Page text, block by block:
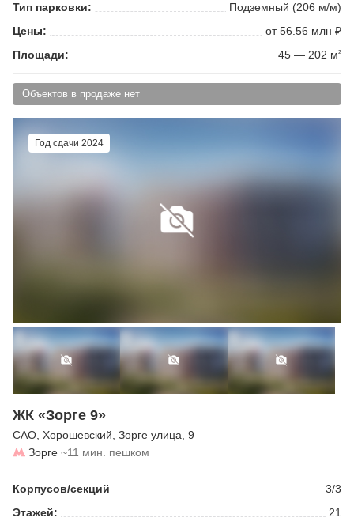
Тип парковки:
Подземный (206 м/м)
Цены:
от 56.56 млн ₽
Площади:
45 — 202 м2
Объектов в продаже нет
Год сдачи 2024
ЖК «Зорге 9»
САО Хорошевский Зорге улица , 9
Зорге ~11 мин. пешком
Корпусов/секций
3/3
Этажей:
21